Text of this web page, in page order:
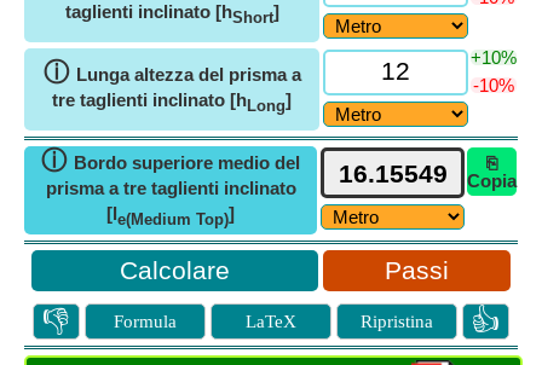
taglienti inclinato [hShort]
ⓘ Lunga altezza del prisma a
tre taglienti inclinato [hLong]
+10%
-10%
ⓘ Bordo superiore medio del
prisma a tre taglienti inclinato
[le(Medium Top)]
⎘
Copia
Passi
👎 Formula LaTeX Ripristina 👍